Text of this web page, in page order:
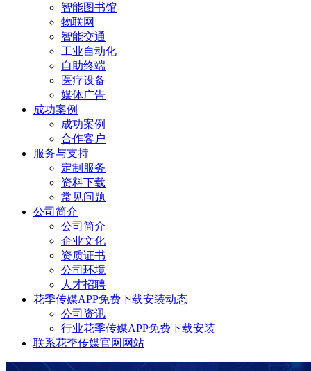
智能图书馆
物联网
智能交通
工业自动化
自助终端
医疗设备
媒体广告
成功案例
成功案例
合作客户
服务与支持
定制服务
资料下载
常见问题
公司简介
公司简介
企业文化
资质证书
公司环境
人才招聘
花季传媒APP免费下载安装动态
公司资讯
行业花季传媒APP免费下载安装
联系花季传媒官网网站